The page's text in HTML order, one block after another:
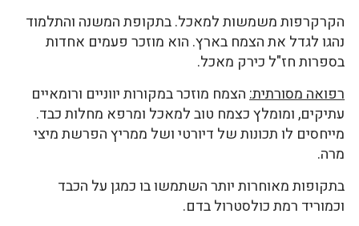
הקרקרפות משמשות למאכל. בתקופת המשנה והתלמוד
נהגו לגדל את הצמח בארץ. הוא מוזכר פעמים אחדות
בספרות חז"ל כירק מאכל.
רפואה מסורתית:הצמח מוזכר במקורות יווניים ורומאיים
עתיקים, ומומלץ כצמח טוב למאכל ומרפא מחלות כבד.
מייחסים לו תכונות של דיורטי ושל ממריץ הפרשת מיצי
מרה.
בתקופות מאוחרות יותר השתמשו בו כמגן על הכבד
וכמוריד רמת כולסטרול בדם.